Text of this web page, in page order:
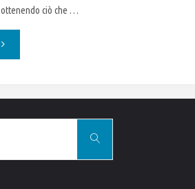
ottenendo ciò che …
Cerca